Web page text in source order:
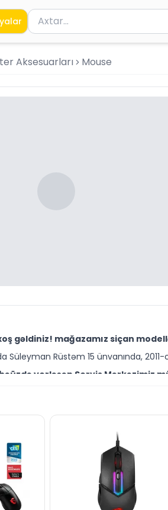
Məhsul axtar
Axtarış üçün ən azı 2 simvol
Aksesuarları Mouse
gəldiniz! mağazamız siçan
Süleyman Rüstəm 15 ünvanında,
yerləşən Servis Mərkəzimiz
modelini Bakıda sərfəli
istərsə də digər kompüter
ehtiyacınız varsa təcrübəli
modeli ilə bağlı bütün
vaxtlarda əlaqə qurmaq üçün email